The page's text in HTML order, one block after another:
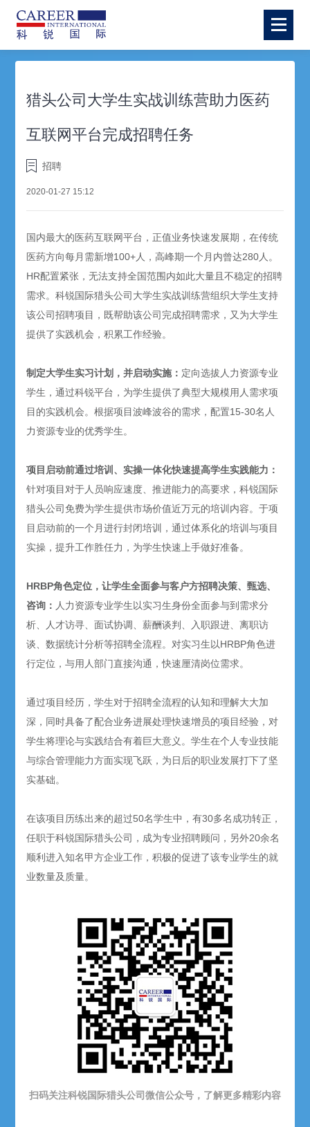
猎头公司大学生实战训练营助力医药
互联网平台完成招聘任务
招聘
2020-01-27 15:12
国内最大的医药互联网平台，正值业务快速发展期，在传统
医药方向每月需新增100+人，高峰期一个月内曾达280人。
HR配置紧张，无法支持全国范围内如此大量且不稳定的招聘
需求。科锐国际猎头公司大学生实战训练营组织大学生支持
该公司招聘项目，既帮助该公司完成招聘需求，又为大学生
提供了实践机会，积累工作经验。
制定大学生实习计划，并启动实施： 定向选拔人力资源专业
学生，通过科锐平台，为学生提供了典型大规模用人需求项
目的实践机会。根据项目波峰波谷的需求，配置15-30名人
力资源专业的优秀学生。
项目启动前通过培训、实操一体化快速提高学生实践能力：
针对项目对于人员响应速度、推进能力的高要求，科锐国际
猎头公司免费为学生提供市场价值近万元的培训内容。于项
目启动前的一个月进行封闭培训，通过体系化的培训与项目
实操，提升工作胜任力，为学生快速上手做好准备。
HRBP角色定位，让学生全面参与客户方招聘决策、甄选、
咨询： 人力资源专业学生以实习生身份全面参与到需求分
析、人才访寻、面试协调、薪酬谈判、入职跟进、离职访
谈、数据统计分析等招聘全流程。对实习生以HRBP角色进
行定位，与用人部门直接沟通，快速厘清岗位需求。
通过项目经历，学生对于招聘全流程的认知和理解大大加
深，同时具备了配合业务进展处理快速增员的项目经验，对
学生将理论与实践结合有着巨大意义。学生在个人专业技能
与综合管理能力方面实现飞跃，为日后的职业发展打下了坚
实基础。
在该项目历练出来的超过50名学生中，有30多名成功转正，
任职于科锐国际猎头公司，成为专业招聘顾问，另外20余名
顺利进入知名甲方企业工作，积极的促进了该专业学生的就
业数量及质量。
扫码关注科锐国际猎头公司微信公众号，了解更多精彩内容